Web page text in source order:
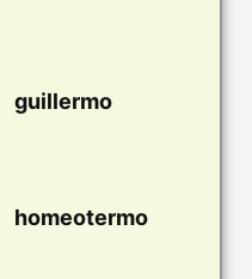
guillermo
homeotermo